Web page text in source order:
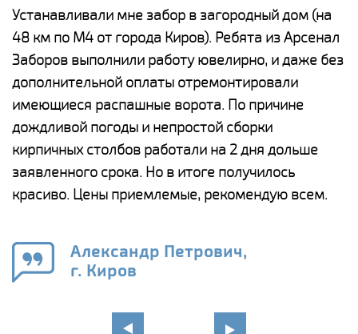
Устанавливали мне забор в загородный дом (на
48 км по М4 от города Киров). Ребята из Арсенал
Заборов выполнили работу ювелирно, и даже без
дополнительной оплаты отремонтировали
имеющиеся распашные ворота. По причине
дождливой погоды и непростой сборки
кирпичных столбов работали на 2 дня дольше
заявленного срока. Но в итоге получилось
красиво. Цены приемлемые, рекомендую всем.
Александр Петрович,
г. Киров